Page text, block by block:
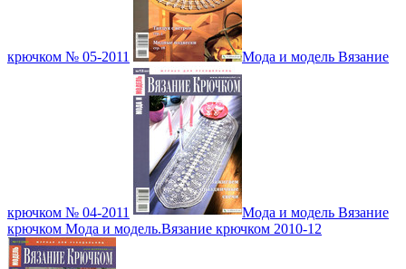
крючком № 05-2011 Мода и модель Вязание
крючком № 04-2011
Мода и модель Вязание
крючком Мода и модель.Вязание крючком 2010-12